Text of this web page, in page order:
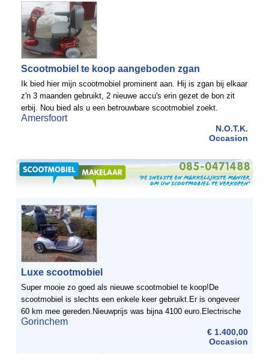
Scootmobiel te koop aangeboden zgan
Ik bied hier mijn scootmobiel prominent aan. Hij is zgan bij elkaar
z'n 3 maanden gebruikt, 2 nieuwe accu's erin gezet de bon zit
erbij. Nou bied als u een betrouwbare scootmobiel zoekt.
Amersfoort
N.O.T.K.
Occasion
Luxe scootmobiel
Super mooie zo goed als nieuwe scootmobiel te koop!De
scootmobiel is slechts een enkele keer gebruikt.Er is ongeveer
60 km mee gereden.Nieuwprijs was bijna 4100 euro.Electrische
installatie 24VGewicht 116 kgMaximum laadgewicht 160 ...
Gorinchem
€ 1.400,00
Occasion